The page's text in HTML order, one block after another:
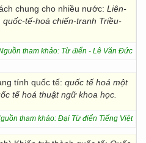
chung cho nhiều nước: Liên-
quốc-tế-hoá chiến-tranh Triều-
tham khảo: Từ điển - Lê Văn Đức
tính quốc tế: quốc tế hoá một
tế hoá thuật ngữ khoa học.
tham khảo: Đại Từ điển Tiếng Việt